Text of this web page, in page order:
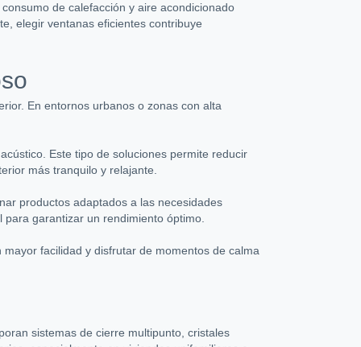
de calefacción y aire acondicionado
elegir ventanas eficientes contribuye
En entornos urbanos o zonas con alta
Este tipo de soluciones permite reducir
más tranquilo y relajante.
productos adaptados a las necesidades
garantizar un rendimiento óptimo.
facilidad y disfrutar de momentos de calma
sistemas de cierre multipunto, cristales